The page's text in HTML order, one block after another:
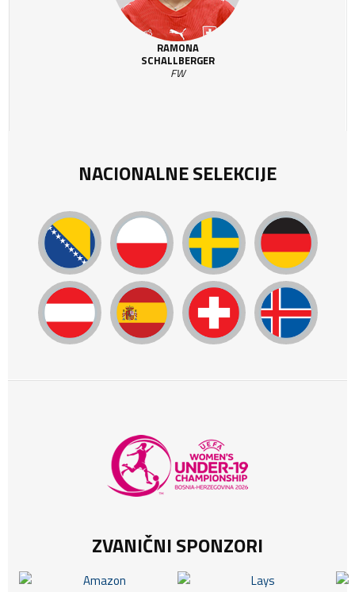
RAMONA
SCHALLBERGER
FW
NACIONALNE SELEKCIJE
ZVANIČNI SPONZORI